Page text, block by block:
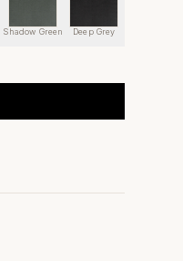
Shadow Green Deep Grey